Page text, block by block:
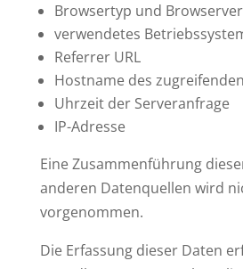
Browsertyp und
verwendetes
Referrer URL
Hostname des
Uhrzeit der Serveranfrage
IP-Adresse
Eine Zusammenführung
anderen Datenquellen wird
vorgenommen.
Die Erfassung dieser Daten